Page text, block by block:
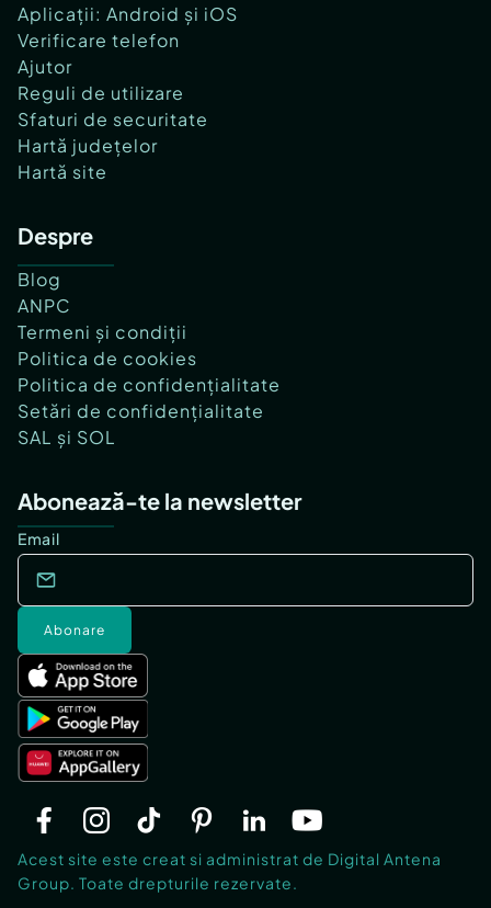
Aplicații: Android și iOS
Verificare telefon
Ajutor
Reguli de utilizare
Sfaturi de securitate
Hartă județelor
Hartă site
Despre
Blog
ANPC
Termeni și condiții
Politica de cookies
Politica de confidențialitate
Setări de confidențialitate
SAL și SOL
Abonează-te la newsletter
Email
Abonare
Acest site este creat si administrat de Digital Antena
Group. Toate drepturile rezervate.